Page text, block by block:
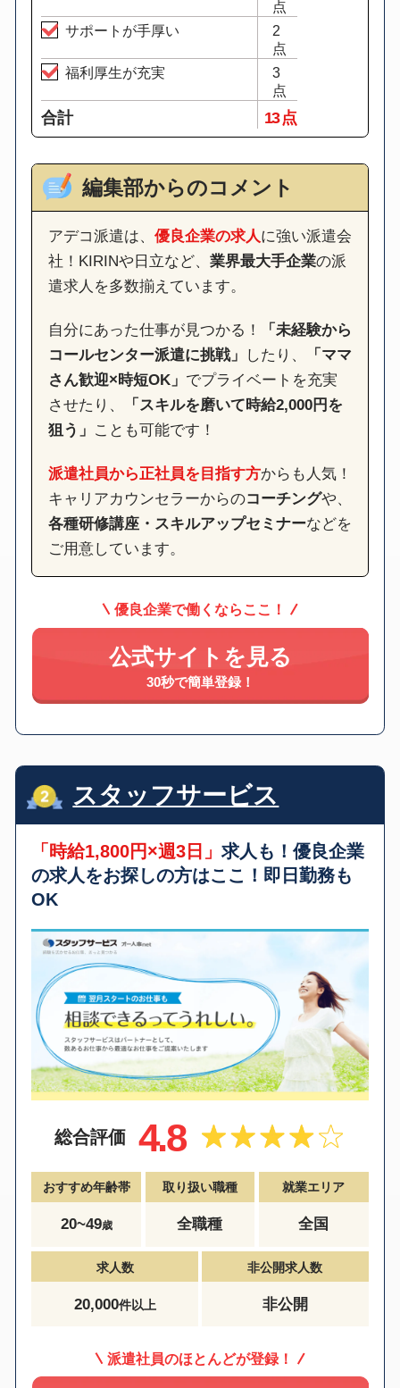
点
サポートが手厚い
2
点
福利厚生が充実
3
点
合計 13 点
編集部からのコメント
アデコ派遣は、 優良企業の求人に強い派遣会
社！KIRINや日立など、 業界最大手企業の派
遣求人を多数揃えています。
自分にあった仕事が見つかる！
「未経験から
コールセンター派遣に挑戦」 したり、
「ママ
さん歓迎×時短OK」 でプライベートを充実
させたり、
「スキルを磨いて時給2,000円を
狙う」 ことも可能です！
派遣社員から正社員を目指す方からも人気！
キャリアカウンセラーからのコーチングや、
各種研修講座・スキルアップセミナーなどを
ご用意しています。
優良企業で働くならここ！
公式サイトを見る
30秒で簡単登録！
スタッフサービス
「時給1,800円×週3日」求人も！優良企業
の求人をお探しの方はここ！即日勤務も
OK
総合評価 4.8
おすすめ年齢帯
20~49歳
取り扱い職種
全職種
就業エリア
全国
求人数
20,000件以上
非公開求人数
非公開
派遣社員のほとんどが登録！